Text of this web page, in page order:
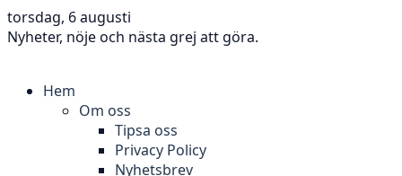
torsdag, 6 augusti
Nyheter, nöje och nästa grej att göra.
Hem
Om oss
Tipsa oss
Privacy Policy
Nyhetsbrev